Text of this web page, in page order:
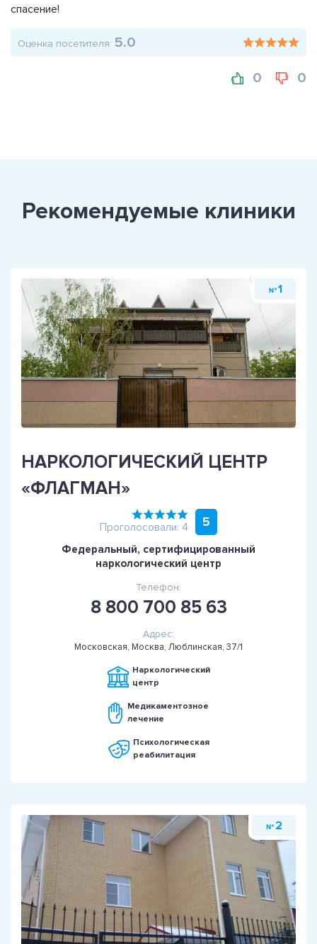
спасение!
Оценка посетителя: 5.0
0 0
Рекомендуемые клиники
№ 1
НАРКОЛОГИЧЕСКИЙ ЦЕНТР
«ФЛАГМАН»
Проголосовали: 4 5
Федеральный, сертифицированный
наркологический центр
Телефон:
8 800 700 85 63
Адрес:
Московская, Москва, Люблинская, 37/1
Наркологический
центр
Медикаментозное
лечение
Психологическая
реабилитация
№ 2